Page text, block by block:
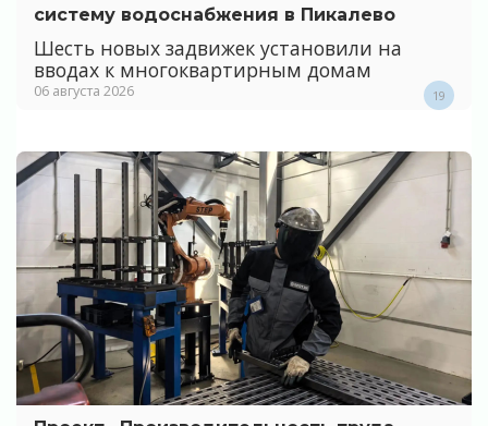
систему водоснабжения в Пикалево
Шесть новых задвижек установили на
вводах к многоквартирным домам
06 августа 2026 19